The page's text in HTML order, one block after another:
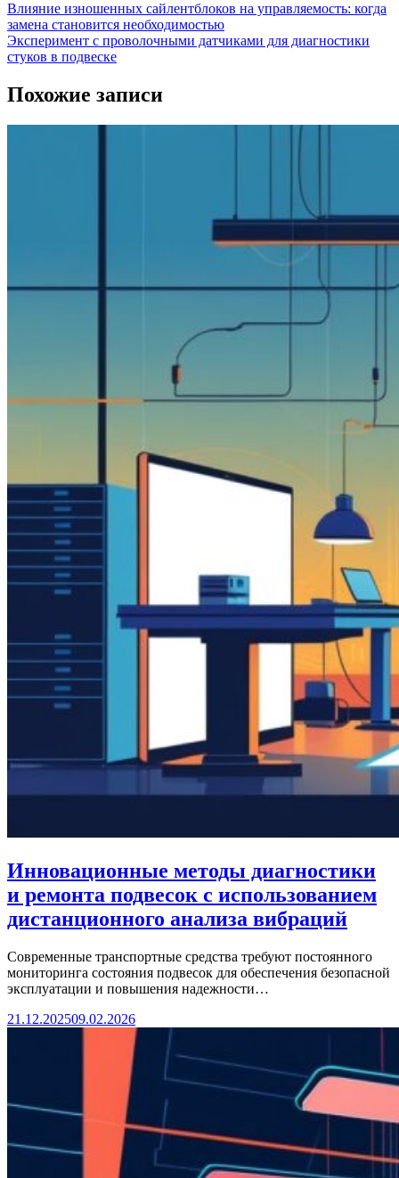
Влияние изношенных сайлентблоков на управляемость: когда
замена становится необходимостью
Эксперимент с проволочными датчиками для диагностики
стуков в подвеске
Похожие записи
Инновационные методы диагностики
и ремонта подвесок с использованием
дистанционного анализа вибраций
Современные транспортные средства требуют постоянного
мониторинга состояния подвесок для обеспечения безопасной
эксплуатации и повышения надежности…
21.12.202509.02.2026